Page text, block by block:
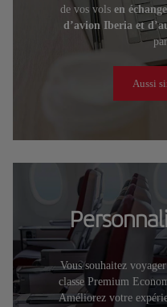
de vos volsen
d’avion Iberia et
Aussi
Vous souhaitez
classe Premium
Améliorez votre